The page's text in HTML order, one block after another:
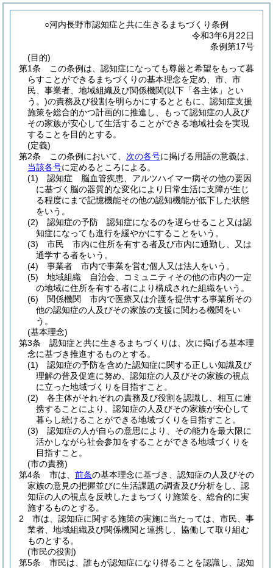
○河内長野市認知症と共に生きるまちづくり条例
令和3年6月22日
条例第17号
(目的)
第1条
この条例は、認知症になっても尊厳と希望をもって暮
らすことができるまちづくりの基本理念を定め、市、市
民、事業者、地域組織及び関係機関(以下「各主体」とい
う。)の責務及び役割を明らかにするとともに、認知症支援
施策を総合的かつ計画的に推進し、もって認知症の人及び
その家族が安心して生活することができる地域社会を実現
することを目的とする。
(定義)
第2条
この条例において、 次の各号に掲げる用語の意義は、
当該各号に定めるところによる。
(1)
認知症 脳血管疾患、アルツハイマー病その他の要因
に基づく脳の器質的な変化により日常生活に支障が生じ
る程度にまで記憶機能その他の認知機能が低下した状態
をいう。
(2)
認知症の予防 認知症になるのを遅らせること又は認
知症になっても進行を緩やかにすることをいう。
(3)
市民 市内に住所を有する者及び市内に通勤し、又は
通学する者をいう。
(4)
事業者 市内で事業を営む個人又は法人をいう。
(5)
地域組織 自治会、コミュニティその他の市内の一定
の地域に住所を有する者により構成された組織をいう。
(6)
関係機関 市内で医療又は介護を提供する事業所その
他の認知症の人及びその家族の支援に関わる機関をい
う。
(基本理念)
第3条
認知症と共に生きるまちづくりは、次に掲げる基本理
念に基づき推進するものとする。
(1)
認知症の予防を含めた認知症に関する正しい知識及び
理解の普及促進に努め、認知症の人及びその家族の視点
に立った地域づくりを目指すこと。
(2)
各主体がそれぞれの責務及び役割を認識し、相互に連
携することにより、認知症の人及びその家族が安心して
暮らし続けることができる地域づくりを目指すこと。
(3)
認知症の人が自らの意思により、その能力を最大限に
活かしながら社会参加をすることができる地域づくりを
目指すこと。
(市の責務)
第4条
市は、 前条の基本理念に基づき、認知症の人及びその
家族の意見の把握並びに生活課題の調査及び分析をし、認
知症の人の視点を反映したまちづくり施策を、総合的に実
施するものとする。
2
市は、認知症に関する施策の実施に当たっては、市民、事
業者、地域組織及び関係機関と連携し、協働して取り組む
ものとする。
(市民の役割)
第5条
市民は、誰もが認知症になり得ることを認識し、認知